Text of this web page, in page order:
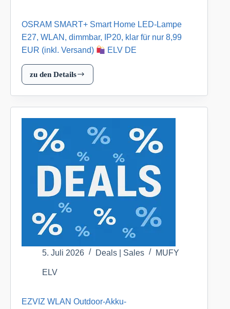
OSRAM SMART+ Smart Home LED-Lampe
E27, WLAN, dimmbar, IP20, klar für nur 8,99
EUR (inkl. Versand)
ELV DE
zu den Details
OSRAM
Home
LED-
Lampe
E27,
WLAN,
dimmbar,
IP20,
klar
für
nur
EUR
ELV
5. Juli 2026 Deals | Sales MUFY
ELV
EZVIZ WLAN Outdoor-Akku-